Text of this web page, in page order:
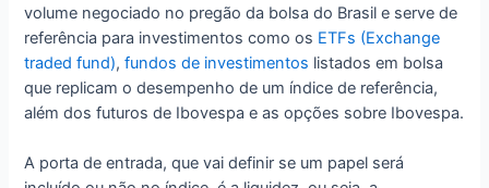
volume negociado no pregão da bolsa do Brasil e serve de
referência para investimentos como os ETFs (Exchange
traded fund),fundos de investimentos listados em bolsa
que replicam o desempenho de um índice de referência,
além dos futuros de Ibovespa e as opções sobre Ibovespa.
A porta de entrada, que vai definir se um papel será